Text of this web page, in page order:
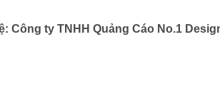
Công ty TNHH Quảng Cáo No.1